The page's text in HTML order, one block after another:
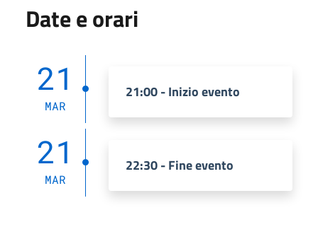
Date e orari
21
MAR
21:00 - Inizio evento
21
MAR
22:30 - Fine evento